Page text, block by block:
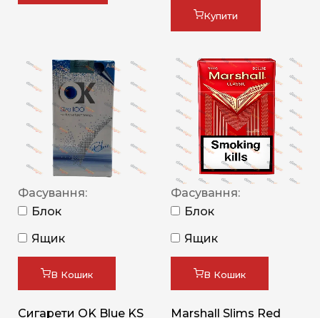
Купити
Фасування:
Блок
Ящик
В Кошик
Сигарети OK Blue KS
Фасування:
Блок
Ящик
В Кошик
Marshall Slims Red